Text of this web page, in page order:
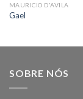
MAURICIO D'AVILA
Gael
SOBRE NÓS